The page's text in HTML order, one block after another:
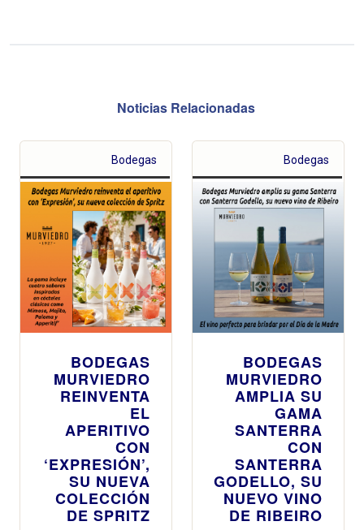
Noticias Relacionadas
Bodegas
BODEGAS
MURVIEDRO
REINVENTA
EL
APERITIVO
CON
‘EXPRESIÓN’,
SU NUEVA
COLECCIÓN
DE SPRITZ
Bodegas
BODEGAS
MURVIEDRO
AMPLIA SU
GAMA
SANTERRA
CON
SANTERRA
GODELLO, SU
NUEVO VINO
DE RIBEIRO